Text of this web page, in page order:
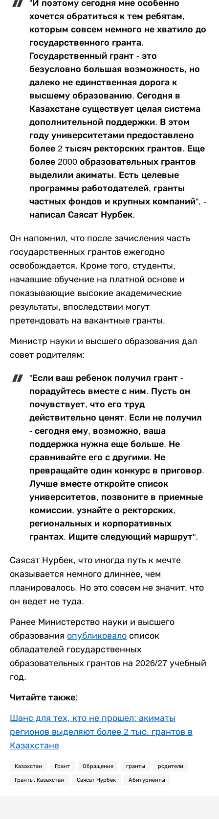
"И поэтому сегодня мне особенно
хочется обратиться к тем ребятам,
которым совсем немного не хватило до
государственного гранта.
Государственный грант - это
безусловно большая возможность, но
далеко не единственная дорога к
высшему образованию. Сегодня в
Казахстане существует целая система
дополнительной поддержки. В этом
году университетами предоставлено
более 2 тысяч ректорских грантов. Еще
более 2000 образовательных грантов
выделили акиматы. Есть целевые
программы работодателей, гранты
частных фондов и крупных компаний", -
написал Саясат Нурбек.
Он напомнил, что после зачисления часть
государственных грантов ежегодно
освобождается. Кроме того, студенты,
начавшие обучение на платной основе и
показывающие высокие академические
результаты, впоследствии могут
претендовать на вакантные гранты.
Министр науки и высшего образования дал
совет родителям:
"Если ваш ребенок получил грант -
порадуйтесь вместе с ним. Пусть он
почувствует, что его труд
действительно ценят. Если не получил
- сегодня ему, возможно, ваша
поддержка нужна еще больше. Не
сравнивайте его с другими. Не
превращайте один конкурс в приговор.
Лучше вместе откройте список
университетов, позвоните в приемные
комиссии, узнайте о ректорских,
региональных и корпоративных
грантах. Ищите следующий маршрут".
Саясат Нурбек, что иногда путь к мечте
оказывается немного длиннее, чем
планировалось. Но это совсем не значит, что
он ведет не туда.
Ранее Министерство науки и высшего
образования опубликовало список
обладателей государственных
образовательных грантов на 2026/27 учебный
год.
Читайте также:
Шанс для тех, кто не прошел: акиматы
регионов выделяют более 2 тыс. грантов в
Казахстане
Казахстан Грант Обращение гранты родители
Гранты. Казахстан Саясат Нурбек Абитуриенты